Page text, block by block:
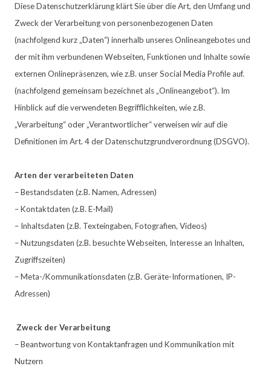
Diese Datenschutzerklärung klärt Sie über die Art, den Umfang und
Zweck der Verarbeitung von personenbezogenen Daten
(nachfolgend kurz „Daten“) innerhalb unseres Onlineangebotes und
der mit ihm verbundenen Webseiten, Funktionen und Inhalte sowie
externen Onlinepräsenzen, wie z.B. unser Social Media Profile auf.
(nachfolgend gemeinsam bezeichnet als „Onlineangebot“). Im
Hinblick auf die verwendeten Begrifflichkeiten, wie z.B.
„Verarbeitung“ oder „Verantwortlicher“ verweisen wir auf die
Definitionen im Art. 4 der Datenschutzgrundverordnung (DSGVO).
Arten der verarbeiteten Daten
– Bestandsdaten (z.B. Namen, Adressen)
– Kontaktdaten (z.B. E-Mail)
– Inhaltsdaten (z.B. Texteingaben, Fotografien, Videos)
– Nutzungsdaten (z.B. besuchte Webseiten, Interesse an Inhalten,
Zugriffszeiten)
– Meta-/Kommunikationsdaten (z.B. Geräte-Informationen, IP-
Adressen)
Zweck der Verarbeitung
– Beantwortung von Kontaktanfragen und Kommunikation mit
Nutzern